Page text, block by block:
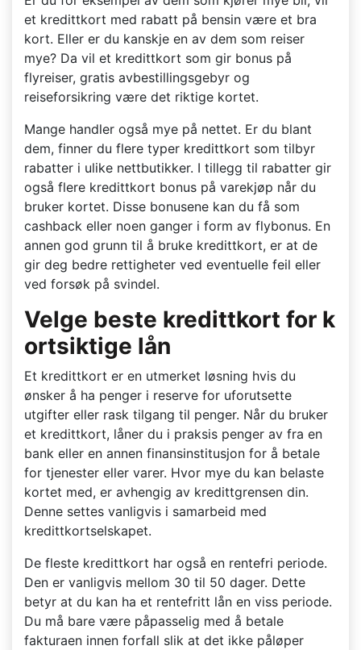
et kredittkort med rabatt på bensin være et bra
kort. Eller er du kanskje en av dem som reiser
mye? Da vil et kredittkort som gir bonus på
flyreiser, gratis avbestillingsgebyr og
reiseforsikring være det riktige kortet.
Mange handler også mye på nettet. Er du blant
dem, finner du flere typer kredittkort som tilbyr
rabatter i ulike nettbutikker. I tillegg til rabatter gir
også flere kredittkort bonus på varekjøp når du
bruker kortet. Disse bonusene kan du få som
cashback eller noen ganger i form av flybonus. En
annen god grunn til å bruke kredittkort, er at de
gir deg bedre rettigheter ved eventuelle feil eller
ved forsøk på svindel.
Velge beste kredittkort for k
ortsiktige lån
Et kredittkort er en utmerket løsning hvis du
ønsker å ha penger i reserve for uforutsette
utgifter eller rask tilgang til penger. Når du bruker
et kredittkort, låner du i praksis penger av fra en
bank eller en annen finansinstitusjon for å betale
for tjenester eller varer. Hvor mye du kan belaste
kortet med, er avhengig av kredittgrensen din.
Denne settes vanligvis i samarbeid med
kredittkortselskapet.
De fleste kredittkort har også en rentefri periode.
Den er vanligvis mellom 30 til 50 dager. Dette
betyr at du kan ha et rentefritt lån en viss periode.
Du må bare være påpasselig med å betale
fakturaen innen forfall slik at det ikke påløper